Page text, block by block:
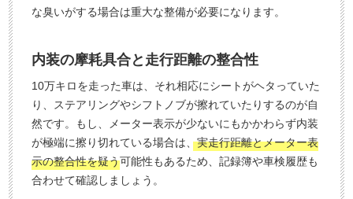
な臭いがする場合は重大な整備が必要になります。
内装の摩耗具合と走行距離の整合性
10万キロを走った車は、それ相応にシートがヘタっていた
り、ステアリングやシフトノブが擦れていたりするのが自
然です。もし、メーター表示が少ないにもかかわらず内装
が極端に擦り切れている場合は、実走行距離とメーター表
示の整合性を疑う可能性もあるため、記録簿や車検履歴も
合わせて確認しましょう。